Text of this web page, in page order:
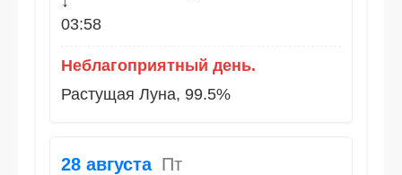
03:58
Неблагоприятный день.
Растущая Луна, 99.5%
28 августа Пт